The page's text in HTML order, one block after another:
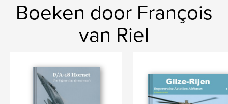
Boeken door François
van Riel